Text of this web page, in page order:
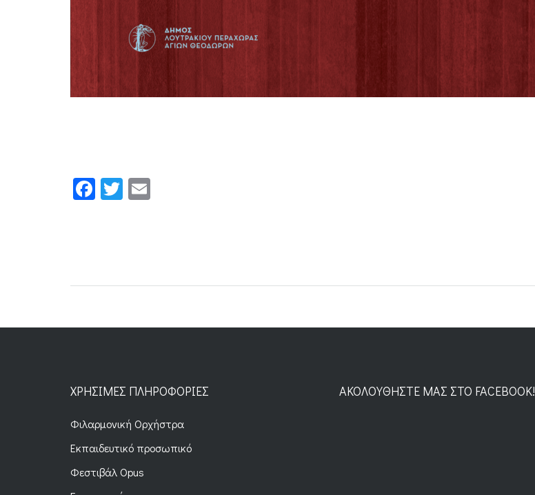
Facebook
Twitter
ΧΡΉΣΙΜΕΣ ΠΛΗΡΟΦΟΡΊΕΣ
Φιλαρμονική Ορχήστρα
Εκπαιδευτικό προσωπικό
Φεστιβάλ Opus
ΑΚΟΛΟΥΘΉΣΤΕ ΜΑΣ ΣΤΟ FACEBOOK!